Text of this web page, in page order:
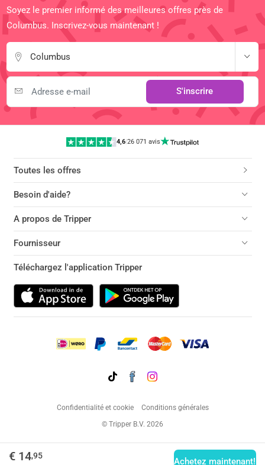
€ 14,95
Achetez maintenant!
Soyez le premier informé des meilleures offres près de
Columbus. Inscrivez-vous maintenant !
Columbus
S'inscrire
4,6 |26 071 avis
Toutes les offres
Besoin d'aide?
A propos de Tripper
Fournisseur
Téléchargez l'application Tripper
Confidentialité et cookie
Conditions générales
© Tripper B.V. 2026